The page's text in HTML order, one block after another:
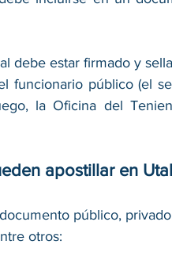
debe estar firmado y
funcionario público (el
la Oficina del
apostillar en
público,
otros: